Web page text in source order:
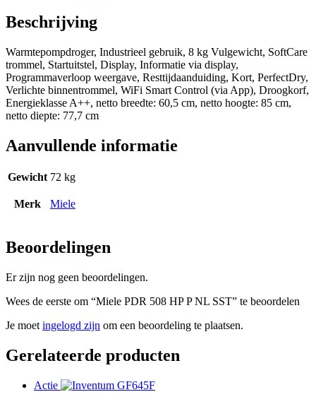
Beschrijving
Warmtepompdroger, Industrieel gebruik, 8 kg Vulgewicht, SoftCare
trommel, Startuitstel, Display, Informatie via display,
Programmaverloop weergave, Resttijdaanduiding, Kort, PerfectDry,
Verlichte binnentrommel, WiFi Smart Control (via App), Droogkorf,
Energieklasse A++, netto breedte: 60,5 cm, netto hoogte: 85 cm,
netto diepte: 77,7 cm
Aanvullende informatie
Gewicht 72 kg
Merk Miele
Beoordelingen
Er zijn nog geen beoordelingen.
Wees de eerste om “Miele PDR 508 HP P NL SST” te beoordelen
Je moet ingelogd zijn om een beoordeling te plaatsen.
Gerelateerde producten
Actie